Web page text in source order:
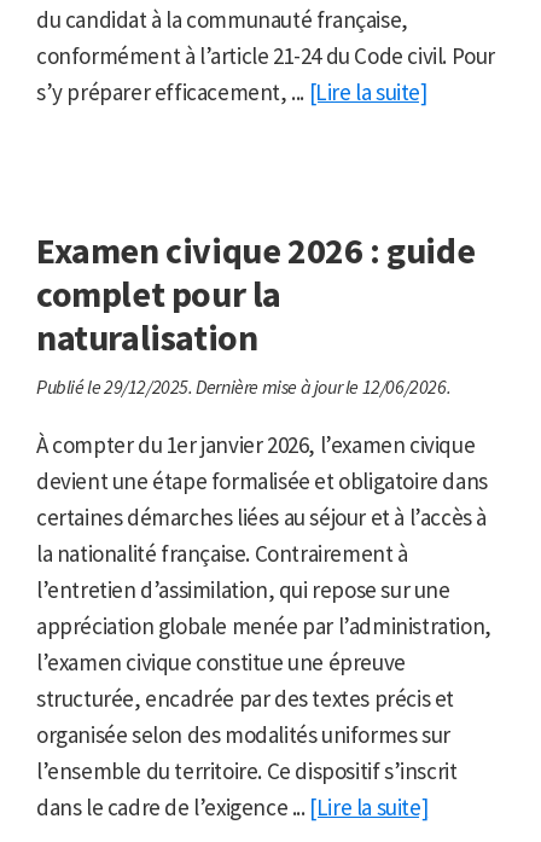
du candidat à la communauté française,
conformément à l’article 21-24 du Code civil. Pour
s’y préparer efficacement, ... [Lire la suite]
Examen civique 2026 : guide
complet pour la
naturalisation
Publié le 29/12/2025. Dernière mise à jour le 12/06/2026.
À compter du 1er janvier 2026, l’examen civique
devient une étape formalisée et obligatoire dans
certaines démarches liées au séjour et à l’accès à
la nationalité française. Contrairement à
l’entretien d’assimilation, qui repose sur une
appréciation globale menée par l’administration,
l’examen civique constitue une épreuve
structurée, encadrée par des textes précis et
organisée selon des modalités uniformes sur
l’ensemble du territoire. Ce dispositif s’inscrit
dans le cadre de l’exigence ... [Lire la suite]